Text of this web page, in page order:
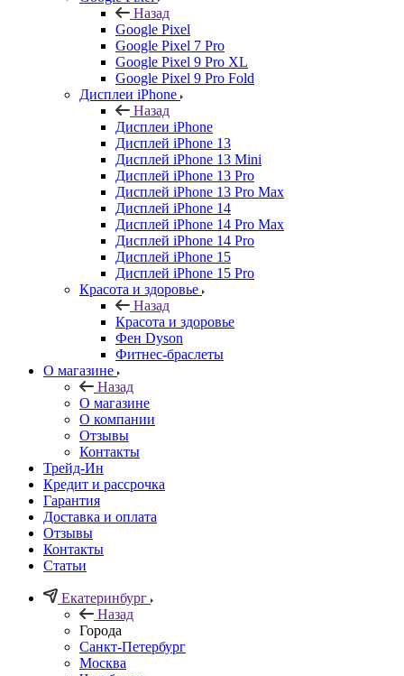
Назад
Google Pixel
Google Pixel 7 Pro
Google Pixel 9 Pro XL
Google Pixel 9 Pro Fold
Дисплеи iPhone
Назад
Дисплеи iPhone
Дисплей iPhone 13
Дисплей iPhone 13 Mini
Дисплей iPhone 13 Pro
Дисплей iPhone 13 Pro Max
Дисплей iPhone 14
Дисплей iPhone 14 Pro Max
Дисплей iPhone 14 Pro
Дисплей iPhone 15
Дисплей iPhone 15 Pro
Красота и здоровье
Назад
Красота и здоровье
Фен Dyson
Фитнес-браслеты
О магазине
Назад
О магазине
О компании
Отзывы
Контакты
Трейд-Ин
Кредит и рассрочка
Гарантия
Доставка и оплата
Отзывы
Контакты
Статьи
Екатеринбург
Назад
Города
Санкт-Петербург
Москва